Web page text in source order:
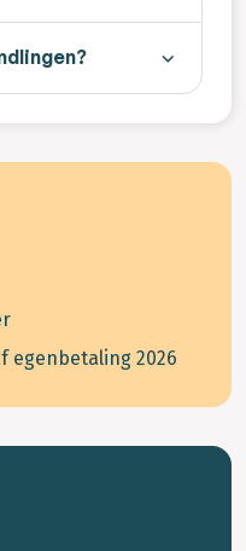
egenbetaling 2026